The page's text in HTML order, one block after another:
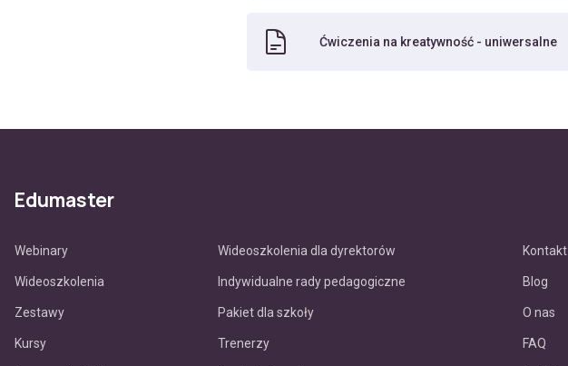
Ćwiczenia na kreatywność - uniwersalne
Edumaster
Webinary
Wideoszkolenia
Zestawy
Kursy
Wideoszkolenia dla dyrektorów
Indywidualne rady pedagogiczne
Pakiet dla szkoły
Trenerzy
Kontakt
Blog
O nas
FAQ